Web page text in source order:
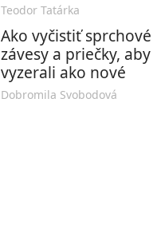
Teodor Tatárka
Ako vyčistiť sprchové
závesy a priečky, aby
vyzerali ako nové
Dobromila Svobodová